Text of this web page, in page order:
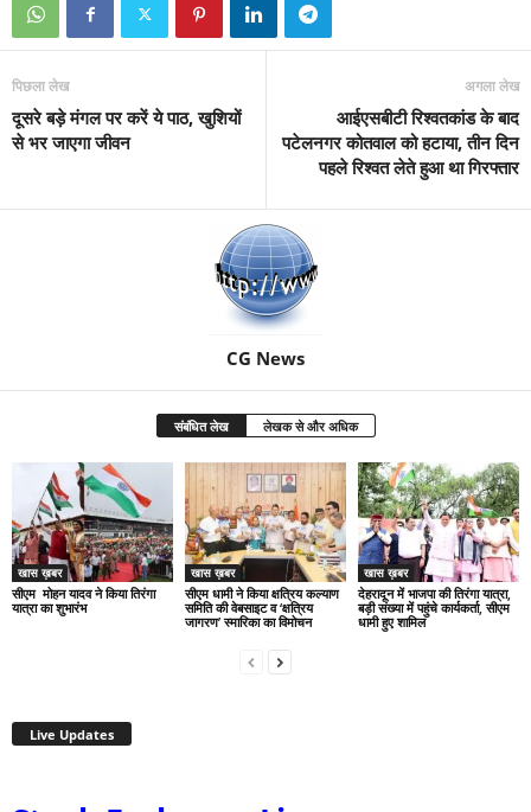
पिछला लेख
दूसरे बड़े मंगल पर करें ये पाठ, खुशियों
से भर जाएगा जीवन
अगला लेख
आईएसबीटी रिश्वतकांड के बाद
पटेलनगर कोतवाल को हटाया, तीन दिन
पहले रिश्वत लेते हुआ था गिरफ्तार
CG News
संबंधित लेख लेखक से और अधिक
खास ख़बर
सीएम मोहन यादव ने किया तिरंगा
यात्रा का शुभारंभ
खास ख़बर
सीएम धामी ने किया क्षत्रिय कल्याण
समिति की वेबसाइट व ‘क्षत्रिय
जागरण’ स्मारिका का विमोचन
खास ख़बर
देहरादून में भाजपा की तिरंगा यात्रा,
बड़ी संख्या में पहुंचे कार्यकर्ता, सीएम
धामी हुए शामिल
Live Updates